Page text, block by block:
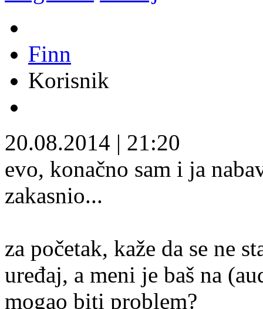
Finn
Korisnik
20.08.2014 | 21:20
evo, konačno sam i ja
zakasnio...
za početak, kaže da se ne
uređaj, a meni je baš na
mogao biti problem?